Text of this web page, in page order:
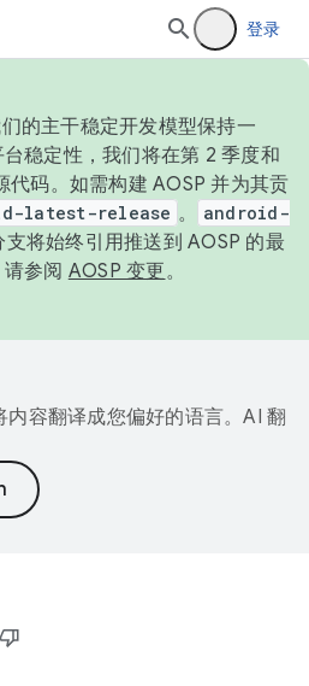
登录
的主干稳定开发模型保持一
稳定性，我们将在第 2 季度和
代码。如需构建 AOSP 并为其贡
latest-release 。
android-
支将始终引用推送到 AOSP 的最
参阅 AOSP 变更。
容翻译成您偏好的语言。AI 翻